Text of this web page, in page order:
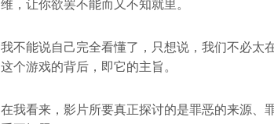
维，让你欲罢不能而又不知就里。
我不能说自己完全看懂了，只想说，我们不必太
这个游戏的背后，即它的主旨。
在我看来，影片所要真正探讨的是罪恶的来源、